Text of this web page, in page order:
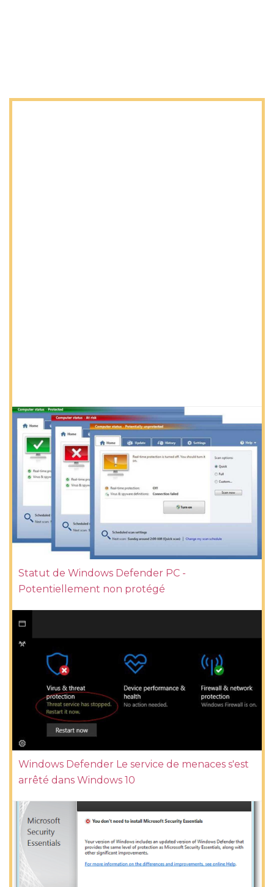
Statut de Windows Defender PC -
Potentiellement non protégé
Windows Defender Le service de menaces s'est
arrêté dans Windows 10